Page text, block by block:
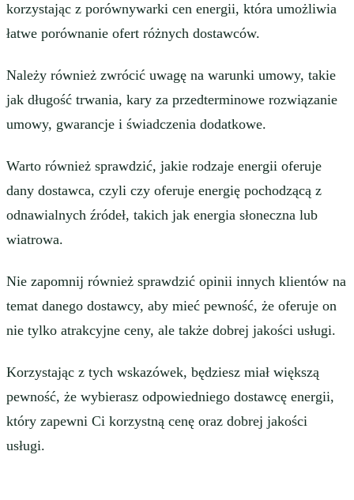
korzystając z porównywarki cen energii, która umożliwia
łatwe porównanie ofert różnych dostawców.
Należy również zwrócić uwagę na warunki umowy, takie
jak długość trwania, kary za przedterminowe rozwiązanie
umowy, gwarancje i świadczenia dodatkowe.
Warto również sprawdzić, jakie rodzaje energii oferuje
dany dostawca, czyli czy oferuje energię pochodzącą z
odnawialnych źródeł, takich jak energia słoneczna lub
wiatrowa.
Nie zapomnij również sprawdzić opinii innych klientów na
temat danego dostawcy, aby mieć pewność, że oferuje on
nie tylko atrakcyjne ceny, ale także dobrej jakości usługi.
Korzystając z tych wskazówek, będziesz miał większą
pewność, że wybierasz odpowiedniego dostawcę energii,
który zapewni Ci korzystną cenę oraz dobrej jakości
usługi.